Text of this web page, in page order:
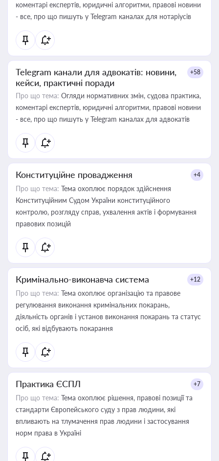
коментарі експертів, юридичні алгоритми, правові новини
- все, про що пишуть у Telegram каналах для нотаріусів
Telegram канали для адвокатів: новини,
кейси, практичні поради
+58
Про що тема: Огляди нормативних змін, судова практика,
коментарі експертів, юридичні алгоритми, правові новини
- все, про що пишуть у Telegram каналах для адвокатів
Конституційне провадження +4
Про що тема: Тема охоплює порядок здійснення
Конституційним Судом України конституційного
контролю, розгляду справ, ухвалення актів і формування
правових позицій
Кримінально-виконавча система +12
Про що тема: Тема охоплює організацію та правове
регулювання виконання кримінальних покарань,
діяльність органів і установ виконання покарань та статус
осіб, які відбувають покарання
Практика ЄСПЛ +7
Про що тема: Тема охоплює рішення, правові позиції та
стандарти Європейського суду з прав людини, які
впливають на тлумачення прав людини і застосування
норм права в Україні